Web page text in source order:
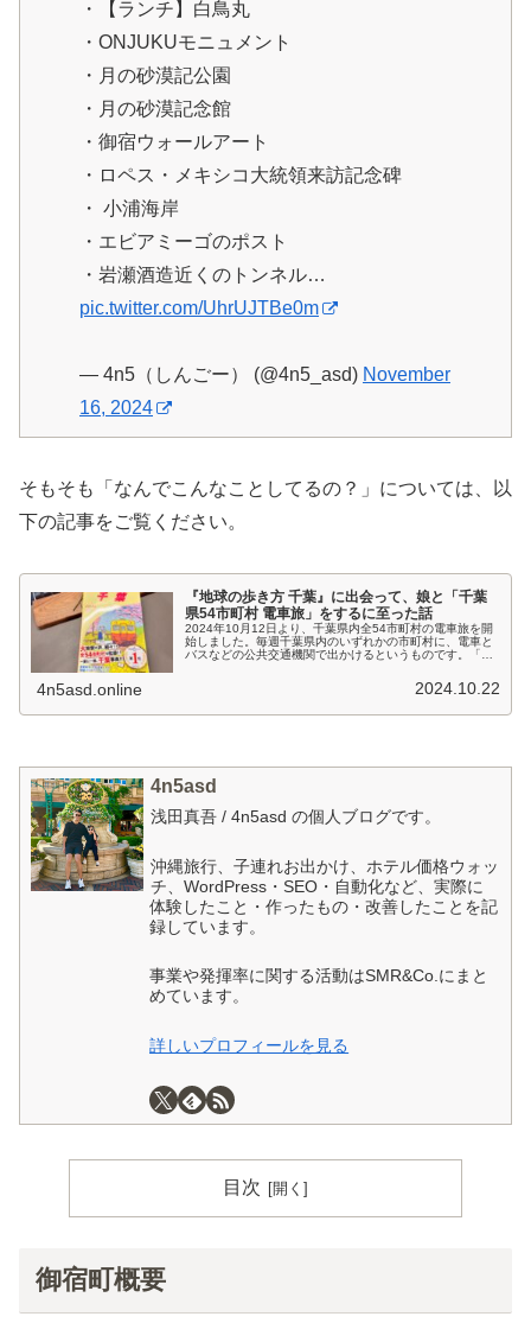
・【ランチ】白鳥丸
・ONJUKUモニュメント
・月の砂漠記公園
・月の砂漠記念館
・御宿ウォールアート
・ロペス・メキシコ大統領来訪記念碑
・ 小浦海岸
・エビアミーゴのポスト
・岩瀬酒造近くのトンネル…
pic.twitter.com/UhrUJTBe0m
— 4n5（しんごー） (@4n5_asd) November
16, 2024
そもそも「なんでこんなことしてるの？」については、以
下の記事をご覧ください。
『地球の歩き方 千葉』に出会って、娘と「千葉
県54市町村 電車旅」をするに至った話
2024年10月12日より、千葉県内全54市町村の電車旅を開
始しました。毎週千葉県内のいずれかの市町村に、電車と
バスなどの公共交通機関で出かけるというものです。「な
4n5asd.online 2024.10.22
4n5asd
浅田真吾 / 4n5asd の個人ブログです。
沖縄旅行、子連れお出かけ、ホテル価格ウォッ
チ、WordPress・SEO・自動化など、実際に
体験したこと・作ったもの・改善したことを記
録しています。
事業や発揮率に関する活動はSMR&Co.にまと
めています。
詳しいプロフィールを見る
目次
御宿町概要